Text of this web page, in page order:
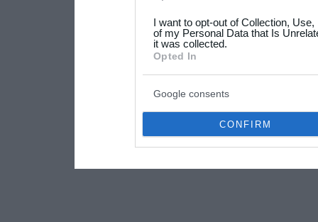
your data for below
consent section.
I want to opt-out of Collection,
of my Personal Data that Is
it was collected.
Opted In
Google consents
CONFIRM